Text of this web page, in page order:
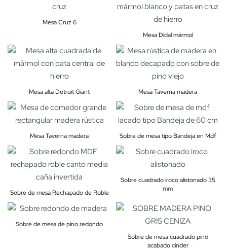
Mesa Cruz 6
Mesa Didal mármol
Mesa alta Detroit Giant Mesa Taverna madera
Mesa Taverna madera Sobre de mesa tipo Bandeja en Mdf
Sobre de mesa Rechapado de Roble
Sobre cuadrado iroco alistonado 35
mm
Sobre de mesa de pino redondo
Sobre de mesa cuadrado pino
acabado cinder